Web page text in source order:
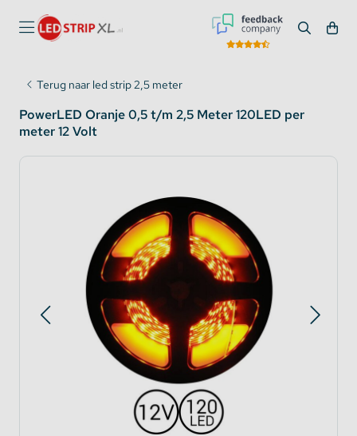
Terug naar led strip 2,5 meter
PowerLED Oranje 0,5 t/m 2,5 Meter 120LED per
meter 12 Volt